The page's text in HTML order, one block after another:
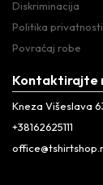
Diskriminacija
Politika privatnosti
Povraćaj robe
Kontaktirajte
Kneza Višeslava
+38162625111